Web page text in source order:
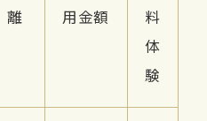
離
用金額
料
体
験